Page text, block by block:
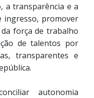
a transparência e a
ingresso, promover
força de trabalho
de talentos por
transparentes e
autonomia